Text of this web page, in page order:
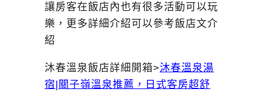
讓房客在飯店內也有很多活動可以玩
樂，更多詳細介紹可以參考飯店文介
紹
沐春溫泉飯店詳細開箱>沐春溫泉湯
宿|關子嶺溫泉推薦，日式客房超舒